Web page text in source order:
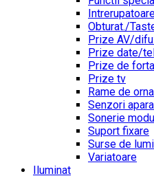
Obturat./
Prize AV/
Prize date/
Prize de forta
Prize tv
Rame de
Senzori
Sonerie
Suport fixare
Surse de
Variatoare
Iluminat